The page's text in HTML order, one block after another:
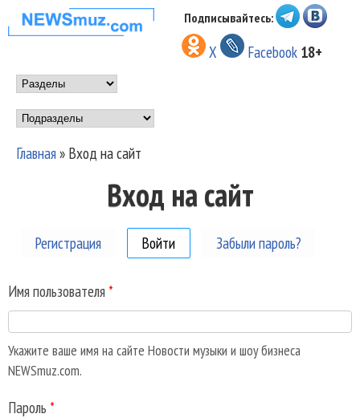
Перейти к основному
содержанию
НОВОСТИ
МУЗЫКИ И
ШОУ БИЗНЕСА
NEWSMUZ.COM
Подписывайтесь:
X Facebook 18+
Main menu
Подразделы
Вы здесь
Главная» Вход на сайт
Вход на сайт
Регистрация Войти (активная вкладка)
Забыли пароль?
Имя пользователя *
Укажите ваше имя на сайте Новости музыки и шоу бизнеса
NEWSmuz.com.
Пароль *